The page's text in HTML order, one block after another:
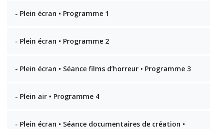
- Plein écran • Programme 1
- Plein écran • Programme 2
- Plein écran • Séance films d’horreur • Programme 3
- Plein air • Programme 4
- Plein écran • Séance documentaires de création •